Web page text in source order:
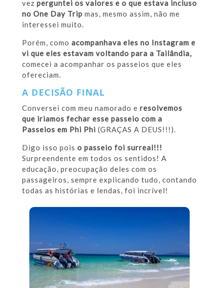
vez perguntei os valores e o que estava incluso
no One Day Trip mas, mesmo assim, não me
interessei muito.
Porém, como acompanhava eles no Instagram e
vi que eles estavam voltando para a Tailândia,
comecei a acompanhar os passeios que eles
ofereciam.
A DECISÃO FINAL
Conversei com meu namorado e resolvemos
que iriamos fechar esse passeio com a
Passeios em Phi Phi (GRAÇAS A DEUS!!!).
Digo isso pois o passeio foi surreal!!!
Surpreendente em todos os sentidos! A
educação, preocupação deles com os
passageiros, sempre explicando tudo, contando
todas as histórias e lendas, foi incrível!